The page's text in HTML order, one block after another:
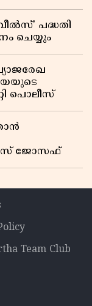
പദ്ധതി
ചെയ്യും
പൊലീസ്
ജോസഫ്
Team Club